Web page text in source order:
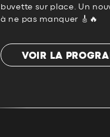
buvette sur place. Un
à ne pas manquer 🎸🔥
VOIR LA